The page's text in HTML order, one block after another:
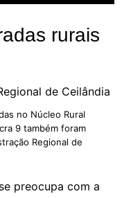
rurais
no Núcleo Rural
9 também foram
Regional de
preocupa com a